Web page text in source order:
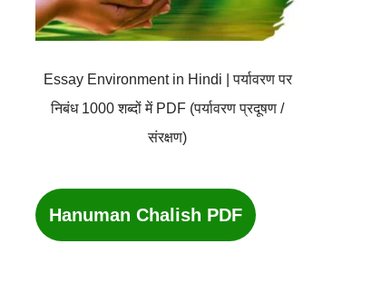
Essay Environment in Hindi | पर्यावरण पर
निबंध 1000 शब्दों में PDF (पर्यावरण प्रदूषण /
संरक्षण)
Hanuman Chalish PDF